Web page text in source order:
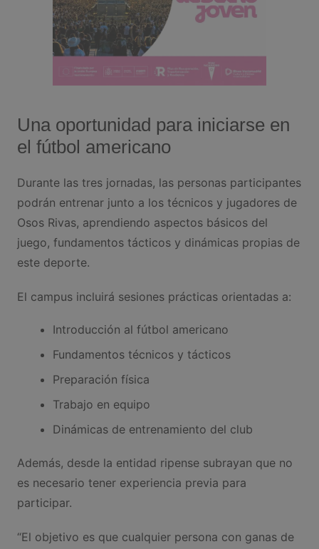
Una oportunidad para iniciarse en
el fútbol americano
Durante las tres jornadas, las personas participantes
podrán entrenar junto a los técnicos y jugadores de
Osos Rivas, aprendiendo aspectos básicos del
juego, fundamentos tácticos y dinámicas propias de
este deporte.
El campus incluirá sesiones prácticas orientadas a:
Introducción al fútbol americano
Fundamentos técnicos y tácticos
Preparación física
Trabajo en equipo
Dinámicas de entrenamiento del club
Además, desde la entidad ripense subrayan que no
es necesario tener experiencia previa para
participar.
“El objetivo es que cualquier persona con ganas de